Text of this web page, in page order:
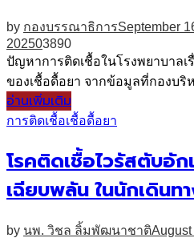
by กองบรรณาธิการSeptember
202503890
ปัญหาการติดเชื้อในโรงพยาบาลเ
ของเชื้อดื้อยา จากข้อมูลที่กองบริ
อ่านเพิ่มเติม
การติดเชื้อเชื้อดื้อยา
โรคติดเชื้อไวรัสตับอั
เฉียบพลัน ในนักเดินท
by นพ. วิชล ลิ้มพัฒนาชาติAugust